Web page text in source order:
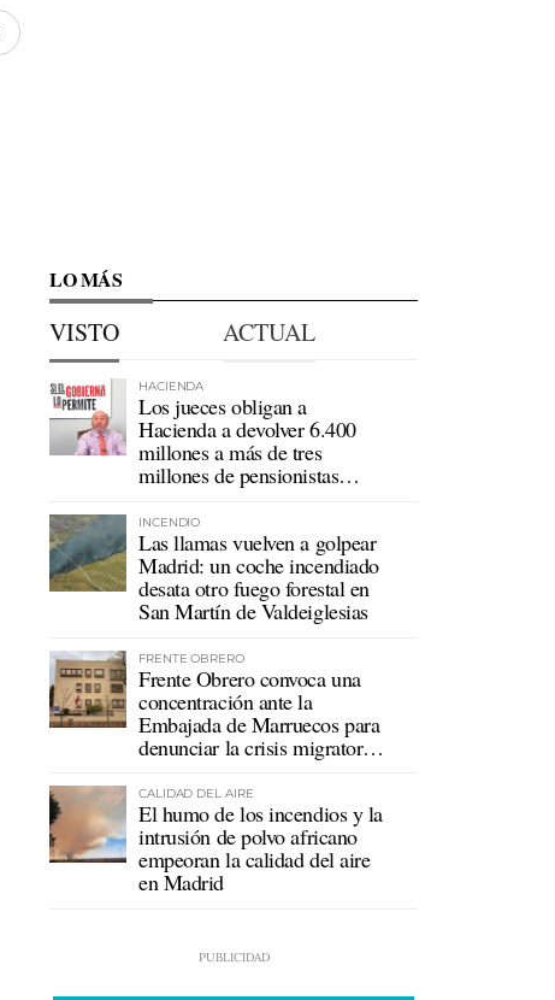
LO MÁS
VISTO ACTUAL
HACIENDA
Los jueces obligan a
Hacienda a devolver 6.400
millones a más de tres
millones de pensionistas
INCENDIO
Las llamas vuelven a golpear
Madrid: un coche incendiado
desata otro fuego forestal en
San Martín de Valdeiglesias
FRENTE OBRERO
Frente Obrero convoca una
concentración ante la
Embajada de Marruecos para
denunciar la crisis migratoria
CALIDAD DEL AIRE
El humo de los incendios y la
intrusión de polvo africano
empeoran la calidad del aire
en Madrid